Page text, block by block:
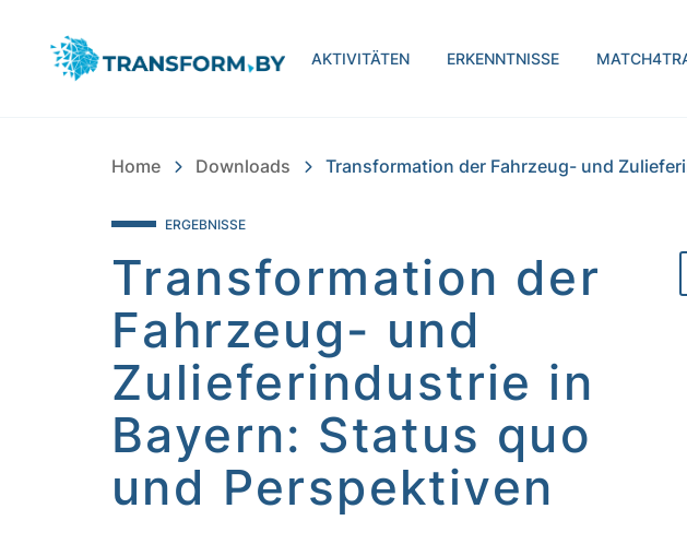
Bayern Innovativ GmbH | transform.by
AKTIVITÄTEN ERKENNTNISSE
Home Downloads Transformation der Fahrzeug- und
ERGEBNISSE
Transformation der
Fahrzeug- und
Zulieferindustrie in
Bayern: Status quo
und Perspektiven